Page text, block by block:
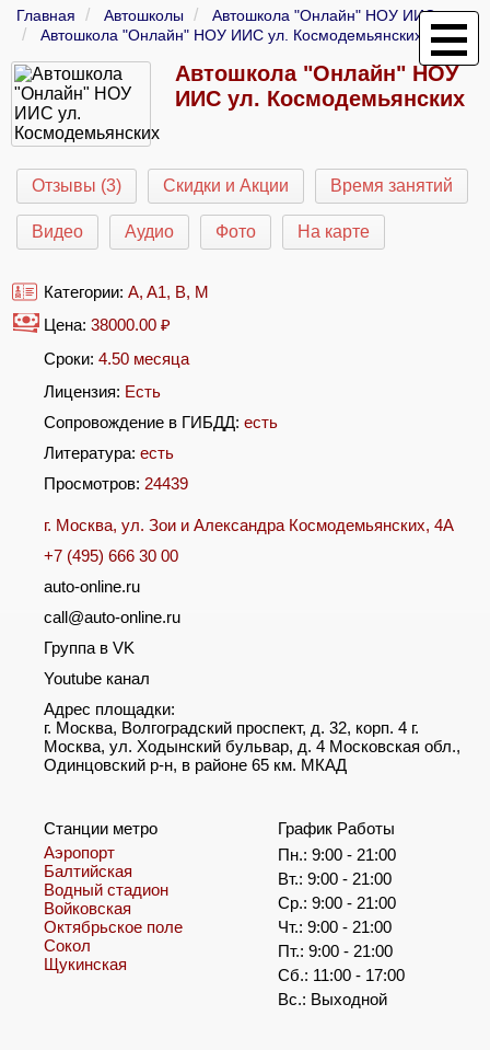
Главная Автошколы
Автошкола "Онлайн" НОУ ИИС
Автошкола "Онлайн" НОУ ИИС ул. Космодемьянских
Автошкола "Онлайн" НОУ
ИИС ул. Космодемьянских
Отзывы (3) Скидки и Акции Время занятий
Видео Аудио Фото На карте
Категории: A, A1, B, M
Цена: 38000.00 ₽
Сроки: 4.50 месяца
Лицензия: Есть
Сопровождение в ГИБДД: есть
Литература: есть
Просмотров: 24439
г. Москва, ул. Зои и Александра Космодемьянских, 4А
+7 (495) 666 30 00
auto-online.ru
call@auto-online.ru
Группа в VK
Youtube канал
Адрес площадки:
г. Москва, Волгоградский проспект, д. 32, корп. 4 г.
Москва, ул. Ходынский бульвар, д. 4 Московская обл.,
Одинцовский р-н, в районе 65 км. МКАД
Станции метро
Аэропорт
Балтийская
Водный стадион
Войковская
Октябрьское поле
Сокол
Щукинская
График Работы
Пн.: 9:00 - 21:00
Вт.: 9:00 - 21:00
Ср.: 9:00 - 21:00
Чт.: 9:00 - 21:00
Пт.: 9:00 - 21:00
Сб.: 11:00 - 17:00
Вс.: Выходной